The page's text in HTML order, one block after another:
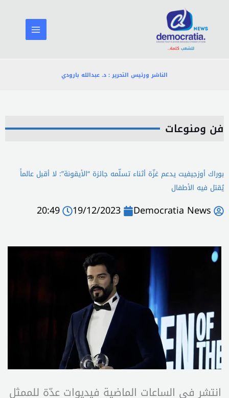
المحتوى
الناشر ورئيس التحرير : د. عبدالله بارودي
فن ومنوعات
بوراك أوزجيفيت يدعم غزّة أثناء تسلّمه جائزة “الأيقونة”: لا أقبل عالماً
يُقتل فيه الأطفال
Democratia News
19/12/2023
20:49
انتشر في الساعات الماضية فيديوات عدّة للممثل